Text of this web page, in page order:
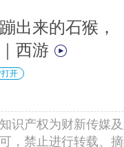
出来的石猴，
西游
开
识产权为财新传媒
，禁止进行转载、